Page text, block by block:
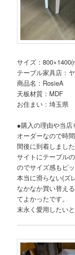
サイズ：
テーブル家具店：
商品名：RosieA
天板材質：MDF
お住まい：埼玉県
●購入の理由や当
オーダーなので時
間後に到着しました
サイトにテーブル
のでサイズ感もピ
本当に滑らない(ズ
なかなか買い替え
てよかったです。
末永く愛用したいと